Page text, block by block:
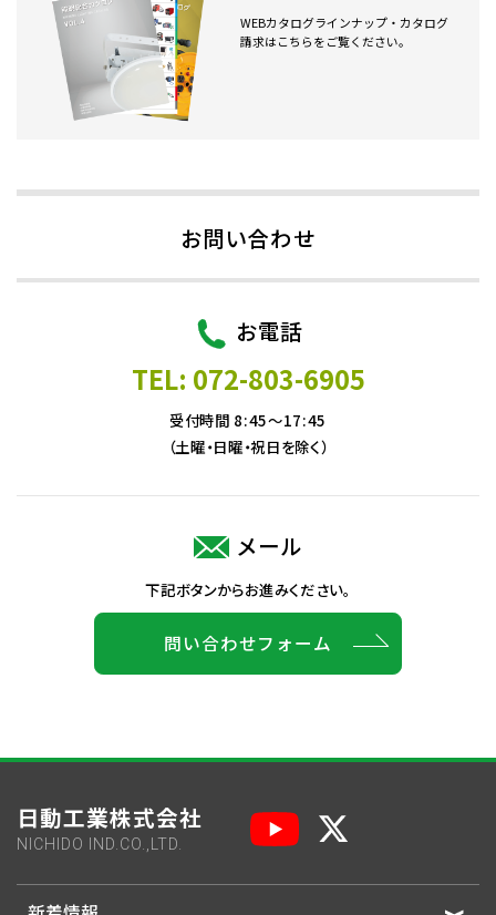
WEBカタログラインナップ・カタログ
請求はこちらをご覧ください。
お問い合わせ
お電話
TEL: 072-803-6905
受付時間 8:45～17:45
（土曜・日曜・祝日を除く）
メール
下記ボタンからお進みください。
問い合わせフォーム
日動工業株式会社
NICHIDO IND.CO.,LTD.